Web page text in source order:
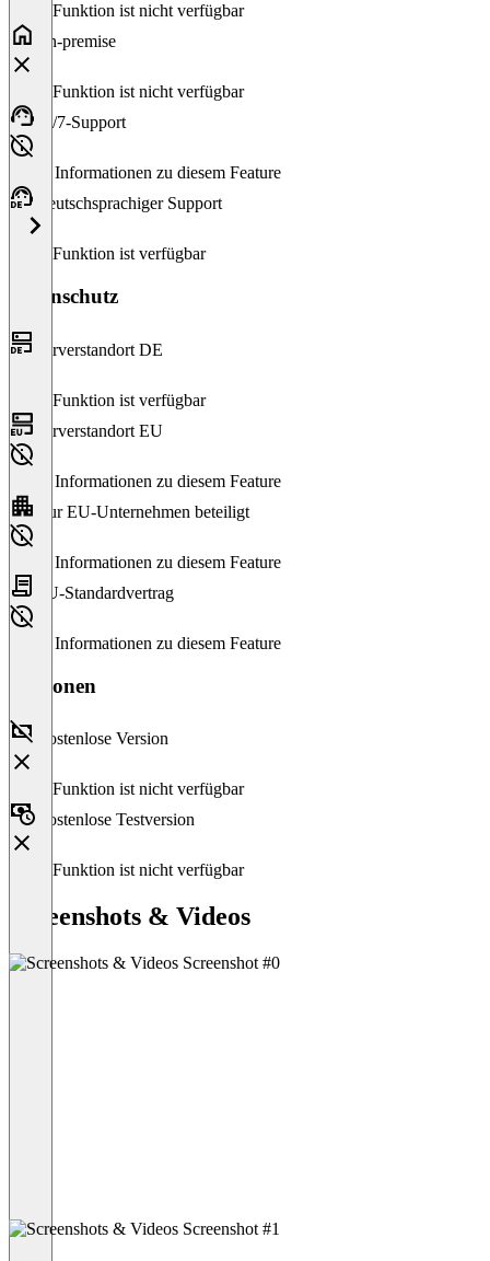
Diese Funktion ist nicht verfügbar
On-premise
Diese Funktion ist nicht verfügbar
24/7-Support
Keine Informationen zu diesem Feature
Deutschsprachiger Support
Diese Funktion ist verfügbar
Datenschutz
Serverstandort DE
Diese Funktion ist verfügbar
Serverstandort EU
Keine Informationen zu diesem Feature
Nur EU-Unternehmen beteiligt
Keine Informationen zu diesem Feature
EU-Standardvertrag
Keine Informationen zu diesem Feature
Versionen
Kostenlose Version
Diese Funktion ist nicht verfügbar
Kostenlose Testversion
Diese Funktion ist nicht verfügbar
Screenshots & Videos